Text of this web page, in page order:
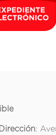
Dirección: